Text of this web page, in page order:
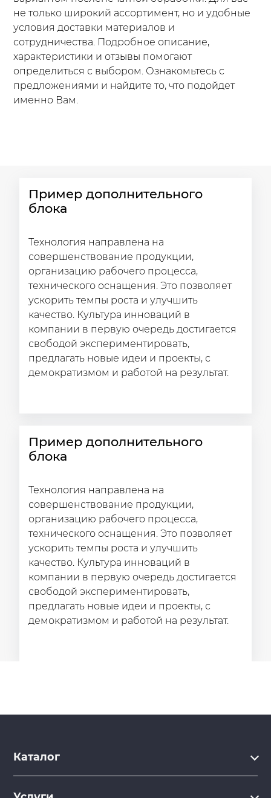
не только широкий ассортимент, но и удобные
условия доставки материалов и
сотрудничества. Подробное описание,
характеристики и отзывы помогают
определиться с выбором. Ознакомьтесь с
предложениями и найдите то, что подойдет
именно Вам.
Пример дополнительного
блока
Технология направлена на
совершенствование продукции,
организацию рабочего процесса,
технического оснащения. Это позволяет
ускорить темпы роста и улучшить
качество. Культура инноваций в
компании в первую очередь достигается
свободой экспериментировать,
предлагать новые идеи и проекты, с
демократизмом и работой на результат.
Пример дополнительного
блока
Технология направлена на
совершенствование продукции,
организацию рабочего процесса,
технического оснащения. Это позволяет
ускорить темпы роста и улучшить
качество. Культура инноваций в
компании в первую очередь достигается
свободой экспериментировать,
предлагать новые идеи и проекты, с
демократизмом и работой на результат.
Каталог
Каталог